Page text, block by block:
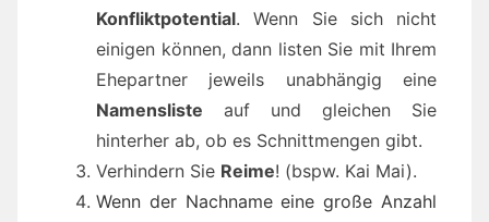
Konfliktpotential. Wenn Sie sich nicht
einigen können, dann listen Sie mit Ihrem
Ehepartner jeweils unabhängig eine
Namensliste auf und gleichen Sie
hinterher ab, ob es Schnittmengen gibt.
Verhindern Sie Reime! (bspw. Kai Mai).
Wenn der Nachname eine große Anzahl